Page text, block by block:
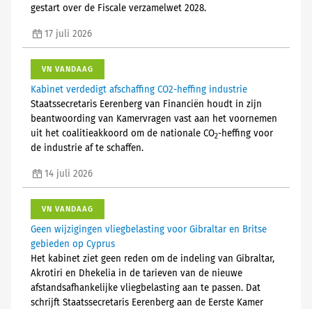
gestart over de Fiscale verzamelwet 2028.
17 juli 2026
VN VANDAAG
Kabinet verdedigt afschaffing CO2-heffing industrie
Staatssecretaris Eerenberg van Financiën houdt in zijn
beantwoording van Kamervragen vast aan het voornemen
uit het coalitieakkoord om de nationale CO2-heffing voor
de industrie af te schaffen.
14 juli 2026
VN VANDAAG
Geen wijzigingen vliegbelasting voor Gibraltar en Britse
gebieden op Cyprus
Het kabinet ziet geen reden om de indeling van Gibraltar,
Akrotiri en Dhekelia in de tarieven van de nieuwe
afstandsafhankelijke vliegbelasting aan te passen. Dat
schrijft Staatssecretaris Eerenberg aan de Eerste Kamer